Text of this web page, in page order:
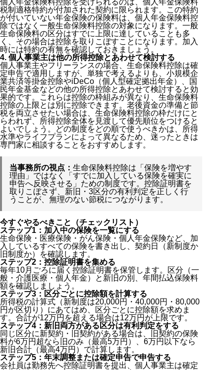
個人年金保険料控除を受けられるのは、個人年金保険料
税制適格特約が付加された契約に限られます。この特約
が付いていない年金保険の保険料は、個人年金保険料控
除ではなく一般生命保険料控除の対象になります。一般
生命保険料の区分はすでに上限に達していることも多
く、その場合は控除を取りこぼすことになります。加入
時には特約の有無を確認しておきましょう。
4. 個人事業主は他の所得控除とあわせて検討する
個人事業主やフリーランスの場合、生命保険料控除は確
定申告で適用しますが、単独で考えるよりも、小規模企
業共済等掛金控除やiDeCo（個人型確定拠出年金）、国
民年金基金などの他の所得控除とあわせて検討すると効
果的です。これらは控除の枠組みが異なり、生命保険料
控除の上限とは別に控除できます。老後資金の準備と節
税を両立させたい場合は、生命保険料控除の枠だけにと
らわれず、所得控除全体を見渡して優先順位をつけると
よいでしょう。どの制度をどの順で使うべきかは、所得
水準やライフプランによって異なるため、迷ったときは
専門家に相談することをおすすめします。
当事務所の視点： 生命保険料控除は「保険を増やす
理由」ではなく「すでに加入している保険を確実に
申告へ反映させる」ための制度です。控除証明書を
取りこぼさず、新旧・3区分の有利判定を正しく行
うことが、無理のない節税につながります。
今すぐやるべきこと（チェックリスト）
ステップ1：加入中の保険を一覧にする
生命保険・医療保険・がん保険・個人年金保険など、加
入しているすべての保険を書き出し、契約日（新制度か
旧制度か）を確認します。
ステップ2：控除証明書を集める
毎年10月ごろに届く控除証明書を保管します。区分（一
般・介護医療・個人年金）と新旧の別、年間払込保険料
額を確認しましょう。
ステップ3：区分ごとに控除額を計算する
所得税の計算式（新制度は20,000円・40,000円・80,000
円が区切り）にあてはめ、区分ごとに控除額を求めま
す。合計が12万円を超える場合は12万円が上限です。
ステップ4：新旧両方がある区分は有利判定をする
同じ区分に新契約・旧契約がある場合は、旧契約の保険
料が6万円超なら旧のみ（最高5万円）、6万円以下なら
新旧合計（最高4万円）で計算します。
ステップ5：年末調整または確定申告で申告する
会社員は勤務先へ控除証明書を提出、個人事業主は確定